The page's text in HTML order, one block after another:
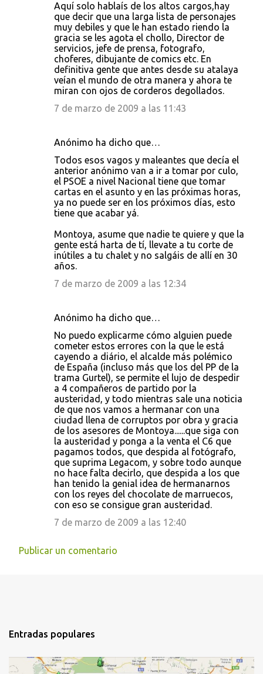
Aquí solo hablaís de los altos cargos,hay
que decir que una larga lista de personajes
muy debiles y que le han estado riendo la
gracia se les agota el chollo, Director de
servicios, jefe de prensa, fotografo,
choferes, dibujante de comics etc. En
definitiva gente que antes desde su atalaya
veían el mundo de otra manera y ahora te
miran con ojos de corderos degollados.
7 de marzo de 2009 a las 11:43
Anónimo ha dicho que…
Todos esos vagos y maleantes que decía el
anterior anónimo van a ir a tomar por culo,
el PSOE a nivel Nacional tiene que tomar
cartas en el asunto y en las próximas horas,
ya no puede ser en los próximos días, esto
tiene que acabar yá.
Montoya, asume que nadie te quiere y que la
gente está harta de tí, llevate a tu corte de
inútiles a tu chalet y no salgáis de allí en 30
años.
7 de marzo de 2009 a las 12:34
Anónimo ha dicho que…
No puedo explicarme cómo alguien puede
cometer estos errores con la que le está
cayendo a diário, el alcalde más polémico
de España (incluso más que los del PP de la
trama Gurtel), se permite el lujo de despedir
a 4 compañeros de partido por la
austeridad, y todo mientras sale una noticia
de que nos vamos a hermanar con una
ciudad llena de corruptos por obra y gracia
de los asesores de Montoya......que siga con
la austeridad y ponga a la venta el C6 que
pagamos todos, que despida al fotógrafo,
que suprima Legacom, y sobre todo aunque
no hace falta decirlo, que despida a los que
han tenido la genial idea de hermanarnos
con los reyes del chocolate de marruecos,
con eso se consigue gran austeridad.
7 de marzo de 2009 a las 12:40
Publicar un comentario
Entradas populares